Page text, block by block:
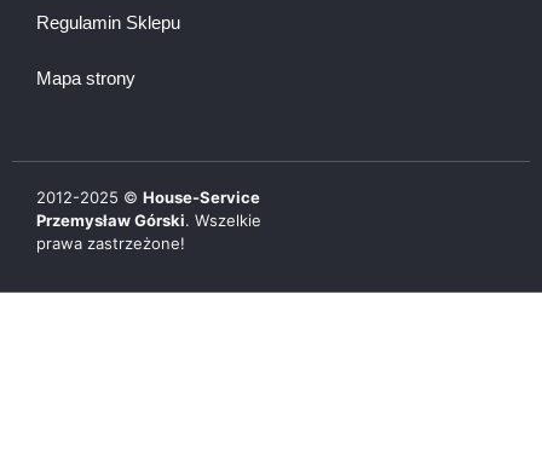
Regulamin Sklepu
Mapa strony
2012-2025 © House-Service
Przemysław Górski. Wszelkie
prawa zastrzeżone!